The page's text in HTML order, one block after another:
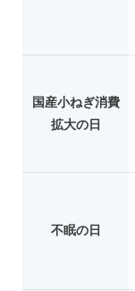
国産小ねぎ消費
拡大の日
不眠の日